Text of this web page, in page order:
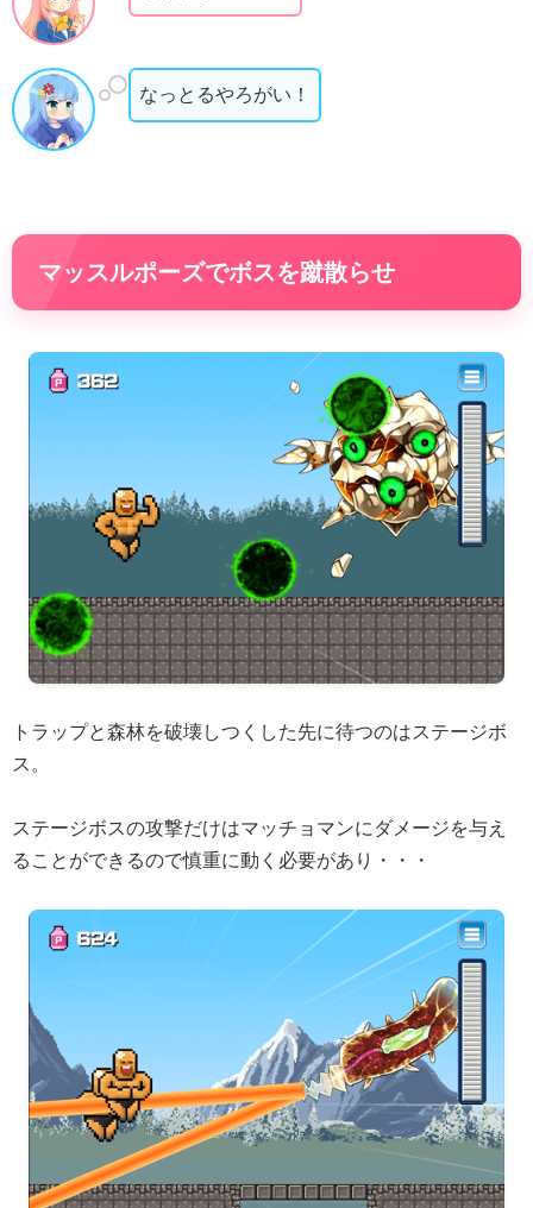
なっとるやろがい！
マッスルポーズでボスを蹴散らせ
トラップと森林を破壊しつくした先に待つのはステージボ
ス。
ステージボスの攻撃だけはマッチョマンにダメージを与え
ることができるので慎重に動く必要があり・・・